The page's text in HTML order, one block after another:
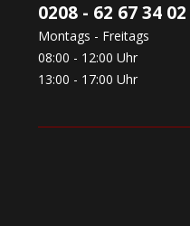
0208 - 62 67 34 02
Montags - Freitags
08:00 - 12:00 Uhr
13:00 - 17:00 Uhr